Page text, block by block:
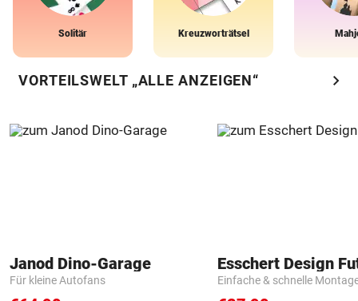
Solitär Kreuzworträtsel
VORTEILSWELT „ALLE ANZEIGEN“ chevron_right
Janod Dino-Garage
Für kleine Autofans Einfache & schnelle